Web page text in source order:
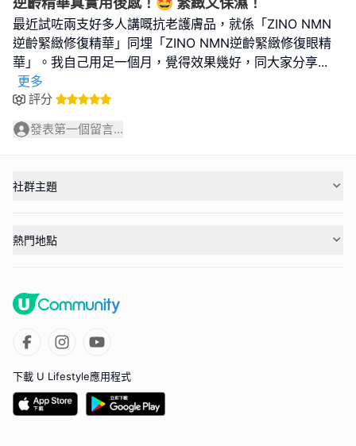
最近試咗兩支好多人講嘅抗老護膚品，就係「ZINO NMN
逆齡緊緻修復精華」同埋「ZINO NMN逆齡緊緻修復眼精
華」。我自己用足一個月，覺得效果幾好，同大家分享...
更多
評分
發表第一個留言...
社群主題
熱門地點
下載 U Lifestyle應用程式